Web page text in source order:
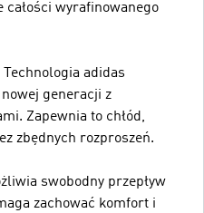
całości wyrafinowanego
Technologia adidas
generacji z
Zapewnia to chłód,
zbędnych rozproszeń.
swobodny przepływ
zachować komfort i